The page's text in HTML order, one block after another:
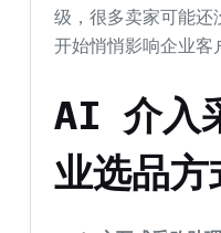
级，很多卖家可能还
开始悄悄影响企业客
AI 介入
业选品